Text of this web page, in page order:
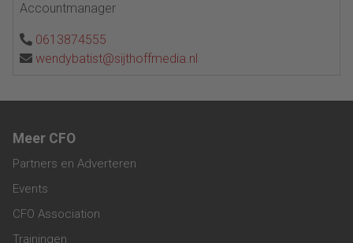
Accountmanager
0613874555
wendybatist@sijthoffmedia.nl
Meer CFO
Partners en Adverteren
Events
CFO Association
Trainingen